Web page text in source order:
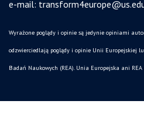
e-mail:
Wyrażone poglądy i opinie są jedynie opiniami
odzwierciedlają poglądy i opinie Unii Europejskiej
Badań Naukowych (REA). Unia Europejska ani